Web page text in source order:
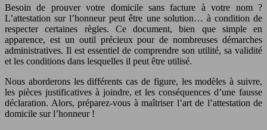
Besoin de prouver votre domicile sans facture à votre nom ?
L’attestation sur l’honneur peut être une solution… à condition de
respecter certaines règles. Ce document, bien que simple en
apparence, est un outil précieux pour de nombreuses démarches
administratives. Il est essentiel de comprendre son utilité, sa validité
et les conditions dans lesquelles il peut être utilisé.
Nous aborderons les différents cas de figure, les modèles à suivre,
les pièces justificatives à joindre, et les conséquences d’une fausse
déclaration. Alors, préparez-vous à maîtriser l’art de l’attestation de
domicile sur l’honneur !